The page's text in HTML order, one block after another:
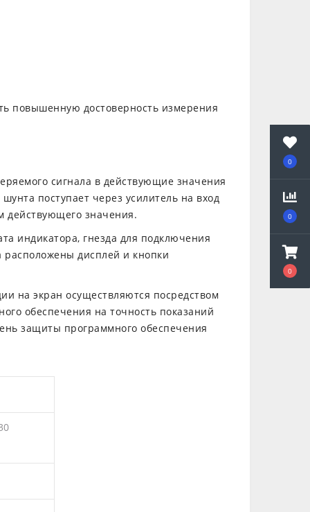
0
0
0
повышенную достоверность измерения
сигнала в действующие значения
поступает через усилитель на вход
действующего значения.
индикатора, гнезда для подключения
дисплей и кнопки
на экран осуществляются посредством
обеспечения на точность показаний
защиты программного обеспечения